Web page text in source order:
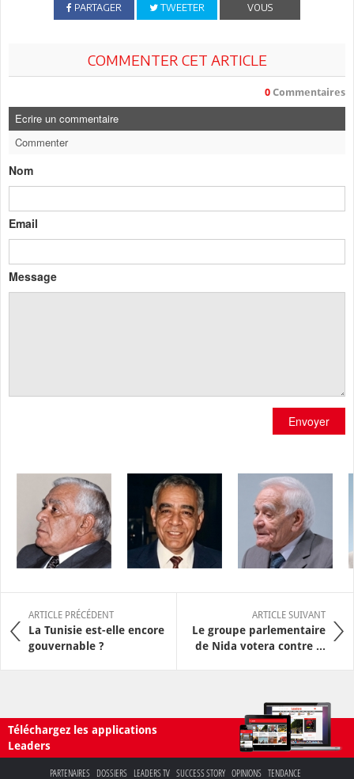
PARTAGER TWEETER
VOUS
COMMENTER CET ARTICLE
0 Commentaires
Ecrire un commentaire
Commenter
Nom
Email
Message
Envoyer
ARTICLE PRÉCÉDENT
La Tunisie est-elle encore
gouvernable ?
ARTICLE SUIVANT
Le groupe parlementaire
de Nida votera contre ...
Téléchargez les applications
Leaders
PARTENAIRES DOSSIERS LEADERS TV SUCCESS STORY OPINIONS TENDANCE